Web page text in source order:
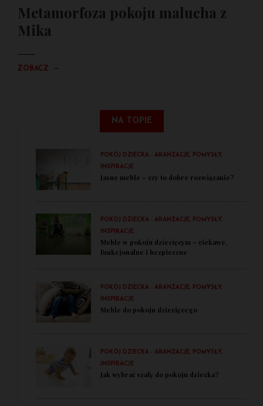
Metamorfoza pokoju malucha z
Mika
ZOBACZ →
NA TOPIE
POKÓJ DZIECKA - ARANŻACJE, POMYSŁY,
INSPIRACJE
Jasne meble – czy to dobre rozwiązanie?
POKÓJ DZIECKA - ARANŻACJE, POMYSŁY,
INSPIRACJE
Meble w pokoju dziecięcym – ciekawe,
funkcjonalne i bezpieczne
POKÓJ DZIECKA - ARANŻACJE, POMYSŁY,
INSPIRACJE
Meble do pokoju dziecięcego
POKÓJ DZIECKA - ARANŻACJE, POMYSŁY,
INSPIRACJE
Jak wybrać szafę do pokoju dziecka?